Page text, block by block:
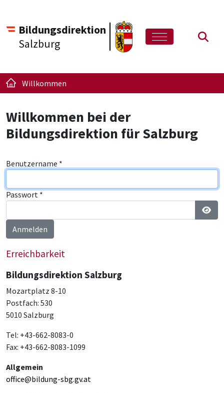
Bildungsdirektion
Salzburg
Willkommen
Willkommen bei der
Bildungsdirektion für Salzburg
Benutzername *
Passwort *
Anmelden
Erreichbarkeit
Bildungsdirektion Salzburg
Mozartplatz 8-10
Postfach: 530
5010 Salzburg
Tel: +43-662-8083-0
Fax: +43-662-8083-1099
Allgemein
office@bildung-sbg.gv.at